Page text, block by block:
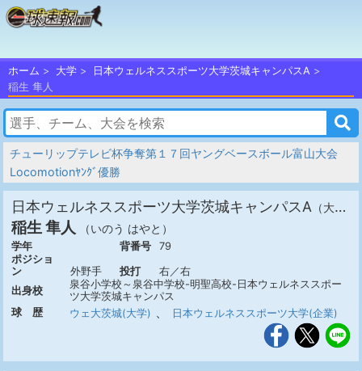
ホーム 大学
日本ウェルネススポーツ大学茨城キャンパスA
稲生 隼人
チューリップテレビ杯争奪第１７回ヤングベースボール富山大会
Locomotionﾔﾝｸﾞ優勝
日本ウェルネススポーツ大学茨城キャンパスA （大学硬式・茨城）
稲生 隼人 （いのう はやと）
学年 背番号
79
ポジショ
ン
外野手 投打
右／右
出身校
泉谷小学校～泉谷中学校-明聖高校-日本ウェルネススポー
ツ大学茨城キャンパス
球 歴
ウェ大 茨城(大学) 、 日本ウェルネススポーツ大学(企業)